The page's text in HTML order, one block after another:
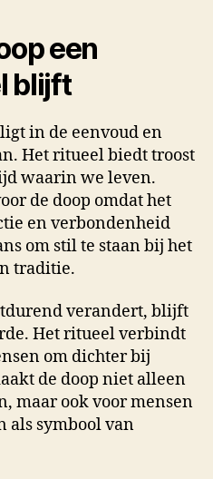
een
blijft
in de eenvoud en
Het ritueel biedt troost
waarin we leven.
de doop omdat het
en verbondenheid
om stil te staan bij het
traditie.
verandert, blijft
Het ritueel verbindt
om dichter bij
de doop niet alleen
maar ook voor mensen
als symbool van